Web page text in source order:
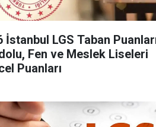
İstanbul LGS Taban
Fen ve Meslek Liseleri
Puanları